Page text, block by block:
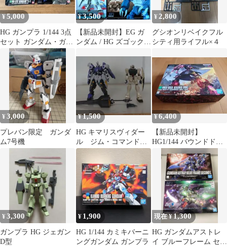
¥5,000
HG ガンプラ 1/144 3点
セット ガンダム・ガン
ダムMk-II・グフ
¥3,500
【新品未開封】EG ガ
ンダム / HG ズゴック /
¥ 2,800
グシオンリベイクフル
シティ用ライフル×４
¥3,000
プレバン限定 ガンダ
ム7号機
¥1,500
HG キマリスヴィダー
ル ジム・コマンド
ジャンク
¥6,400
【新品未開封】
HG1/144 バウンドドッ
¥3,300
ガンプラ HG ジェガン
D型
¥ 1,900
HG 1/144 カミキバーニ
ングガンダム ガンプラ
現在 ¥1,300
HG ガンダムアストレ
イ ブルーフレーム セカ